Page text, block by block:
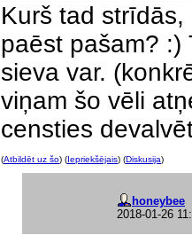
Kurš tad
paēst pašam? :)
sieva var.
viņam šo vēli
censties
(Atbildēt uz šo) (Iepriekšējais) (Diskusija)
honeybee
2018-01-26